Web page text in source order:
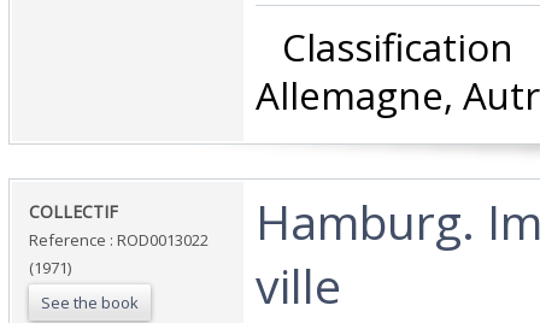
Allemagne,
‎COLLECTIF‎
Reference : ROD0013022
(1971)
See the book
‎Hamburg.
ville‎